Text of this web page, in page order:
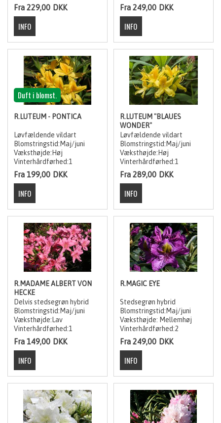
Fra 229,00 DKK Fra 249,00 DKK
Duft i blomst.
R.LUTEUM - PONTICA
Løvfældende vildart
Blomstringstid:Maj/juni
Væksthøjde:Høj
Vinterhårdførhed:1
Fra 199,00 DKK
R.LUTEUM "BLAUES
WONDER"
Løvfældende vildart
Blomstringstid:Maj/juni
Væksthøjde:Høj
Vinterhårdførhed:1
Fra 289,00 DKK
R.MADAME ALBERT VON
HECKE
Delvis stedsegrøn hybrid
Blomstringstid:Maj/juni
Væksthøjde:Lav
Vinterhårdførhed:1
Fra 149,00 DKK
R.MAGIC EYE
Stedsegrøn hybrid
Blomstringstid:Maj/juni
Væksthøjde: Mellemhøj
Vinterhårdførhed:2
Fra 249,00 DKK